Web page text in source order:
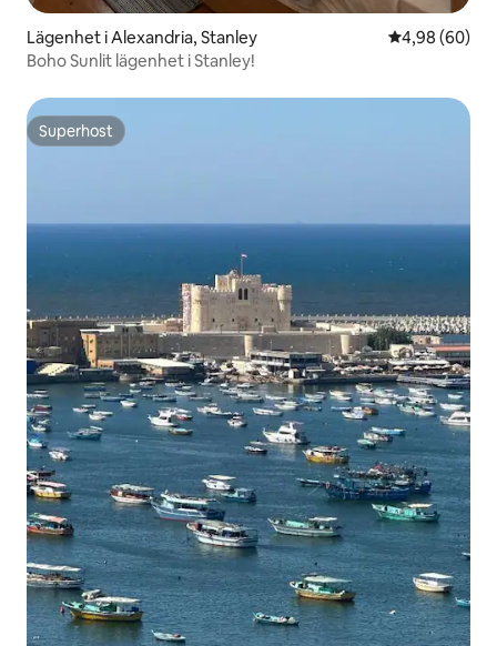
Lägenhet i Alexandria, Stanley 4,98 av 5 i
4,98 (60)
Boho Sunlit lägenhet i Stanley!
Superhost
Superhost